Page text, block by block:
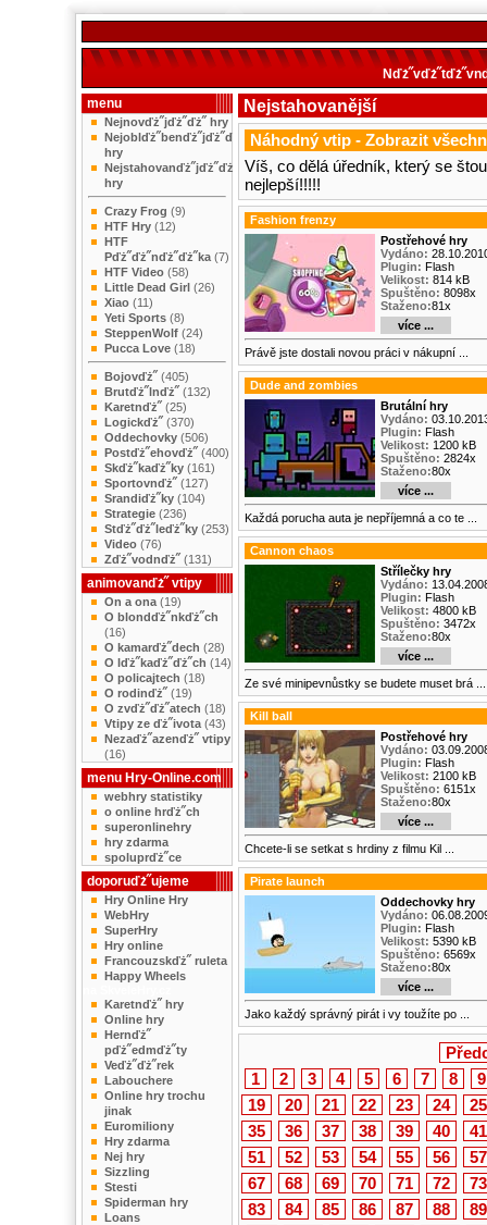
menu
Nejnovďż˝jďż˝ďż˝ hry
Nejoblďż˝benďż˝jďż˝ďż˝
hry
Nejstahovanďż˝jďż˝ďż˝
hry
Crazy Frog (9)
HTF Hry (12)
HTF
Pďż˝ďż˝nďż˝ďż˝ka (7)
HTF Video (58)
Little Dead Girl (26)
Xiao (11)
Yeti Sports (8)
SteppenWolf (24)
Pucca Love (18)
Bojovďż˝ (405)
Brutďż˝lnďż˝ (132)
Karetnďż˝ (25)
Logickďż˝ (370)
Oddechovky (506)
Postďż˝ehovďż˝ (400)
Skďż˝kaďż˝ky (161)
Sportovnďż˝ (127)
Srandiďż˝ky (104)
Strategie (236)
Stďż˝ďż˝leďż˝ky (253)
Video (76)
Zďż˝vodnďż˝ (131)
animovanďż˝ vtipy
On a ona (19)
O blondďż˝nkďż˝ch
(16)
O kamarďż˝dech (28)
O lďż˝kaďż˝ďż˝ch (14)
O policajtech (18)
O rodinďż˝ (19)
O zvďż˝ďż˝atech (18)
Vtipy ze ďż˝ivota (43)
Nezaďż˝azenďż˝ vtipy
(16)
menu Hry-Online.com
webhry statistiky
o online hrďż˝ch
superonlinehry
hry zdarma
spoluprďż˝ce
doporuďż˝ujeme
Hry Online Hry
WebHry
SuperHry
Hry online
Francouzskďż˝ ruleta
Happy Wheels
Karetnďż˝ hry
Online hry
Hernďż˝
pďż˝edmďż˝ty
Veďż˝ďż˝rek
Labouchere
Online hry trochu
jinak
Euromiliony
Hry zdarma
Nej hry
Sizzling
Stesti
Spiderman hry
Loans
Nejstahovanější
Náhodný vtip - Zobrazit
Víš, co dělá úředník, který se
nejlepší!!!!!
Fashion frenzy
Postřehové hry
Vydáno:
Plugin: Flash
Velikost: 814 kB
Spuštěno: 8098x
Staženo:81x
více ...
Právě jste dostali novou práci v nákupní ...
Dude and zombies
Brutální hry
Vydáno:
Plugin: Flash
Velikost: 1200 kB
Spuštěno: 2824x
Staženo:80x
více ...
Každá porucha auta je nepříjemná a co te ...
Cannon chaos
Střílečky hry
Vydáno:
Plugin: Flash
Velikost: 4800 kB
Spuštěno: 3472x
Staženo:80x
více ...
Ze své minipevnůstky se budete muset brá ...
Kill ball
Postřehové hry
Vydáno:
Plugin: Flash
Velikost: 2100 kB
Spuštěno: 6151x
Staženo:80x
více ...
Chcete-li se setkat s hrdiny z filmu Kil ...
Pirate launch
Oddechovky hry
Vydáno:
Plugin: Flash
Velikost: 5390 kB
Spuštěno: 6569x
Staženo:80x
více ...
Jako každý správný pirát i vy toužíte po ...
1
2 3 4 5 6 7 8
9
19
20 21 22 23 24
25
35
36 37 38 39 40
41
51
52 53 54 55 56
57
67
68 69 70 71 72
73
83
84 85 86 87 88
89